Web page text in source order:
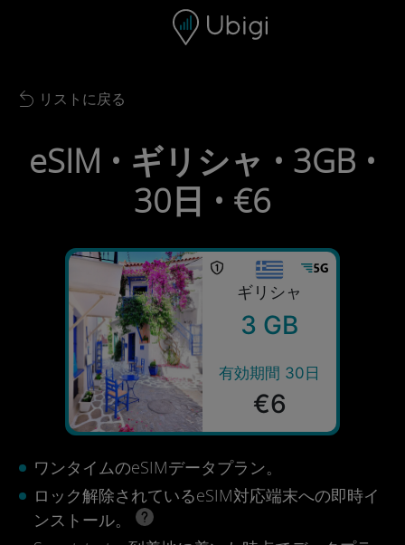
ナビゲーションバー フッター
Back to list
リストに戻る
eSIM • ギリシャ • 3GB •
30日 • €6
ギリシャ
3 GB
有効期間 30日
€6
ワンタイムのeSIMデータプラン。
ロック解除されているeSIM対応端末への即時イ
ンストール。